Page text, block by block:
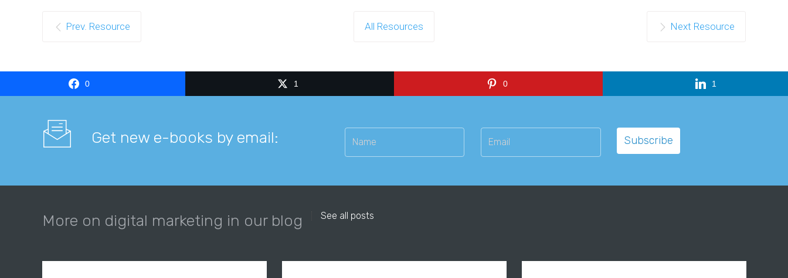
Prev. Resource All Resources Next Resource
0 1 0 1
Get new e-books by email:
More on digital marketing in our blog See all posts